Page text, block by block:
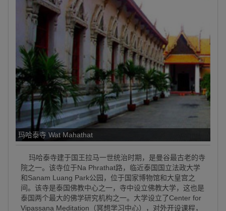
玛哈泰寺 Wat Mahathat
玛哈泰寺建于国王拉马一世统治时期，是曼谷最古老的寺
院之一。该寺位于Na Phrathat路，临近泰国国立法政大学
和Sanam Luang Park公园，位于国家博物馆和大皇宫之
间。该寺是泰国佛教中心之一，寺中设立佛教大学，这也是
泰国两个最大的佛学研究机构之一。大学设立了Center for
Vipassana Meditation（冥想学习中心），对外开设课程，